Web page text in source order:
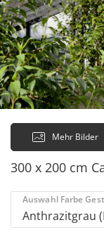
Mehr Bilder
300 x 200 cm
Auswahl Farbe